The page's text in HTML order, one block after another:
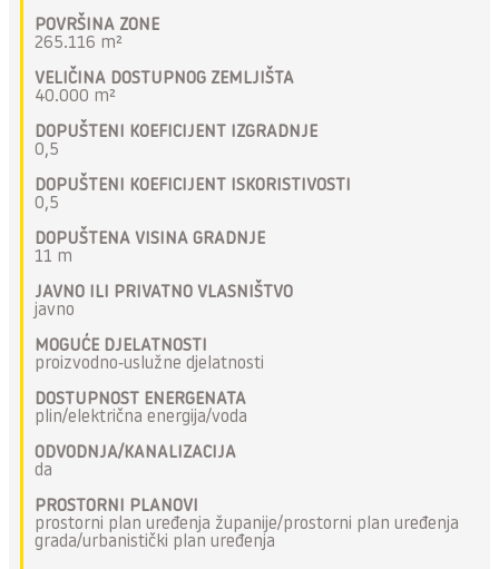
POVRŠINA ZONE
265.116 m²
VELIČINA DOSTUPNOG ZEMLJIŠTA
40.000 m²
DOPUŠTENI KOEFICIJENT IZGRADNJE
0,5
DOPUŠTENI KOEFICIJENT ISKORISTIVOSTI
0,5
DOPUŠTENA VISINA GRADNJE
11 m
JAVNO ILI PRIVATNO VLASNIŠTVO
javno
MOGUĆE DJELATNOSTI
proizvodno-uslužne djelatnosti
DOSTUPNOST ENERGENATA
plin/električna energija/voda
ODVODNJA/KANALIZACIJA
da
PROSTORNI PLANOVI
prostorni plan uređenja županije/prostorni plan uređenja
grada/urbanistički plan uređenja